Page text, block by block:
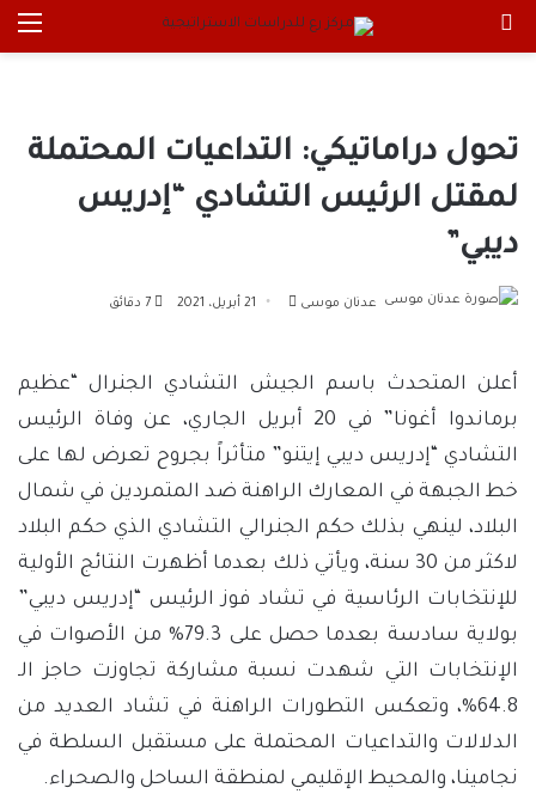
تحول دراماتيكي: التداعيات المحتملة
لمقتل الرئيس التشادي “إدريس
ديبي”
عدنان موسى
أرسل 21 أبريل، 2021
أعلن المتحدث باسم الجيش التشادي الجنرال “عظيم
برماندوا أغونا” في 20 أبريل الجاري، عن وفاة الرئيس
التشادي “إدريس ديبي إيتنو” متأثراً بجروح تعرض لها على
خط الجبهة في المعارك الراهنة ضد المتمردين في شمال
البلاد، لينهي بذلك حكم الجنرالي التشادي الذي حكم البلاد
لاكثر من 30 سنة، ويأتي ذلك بعدما أظهرت النتائج الأولية
للإنتخابات الرئاسية في تشاد فوز الرئيس “إدريس ديبي”
بولاية سادسة بعدما حصل على 79.3% من الأصوات في
الإنتخابات التي شهدت نسبة مشاركة تجاوزت حاجز الـ
64.8%، وتعكس التطورات الراهنة في تشاد العديد من
الدلالات والتداعيات المحتملة على مستقبل السلطة في
نجامينا، والمحيط الإقليمي لمنطقة الساحل والصحراء.